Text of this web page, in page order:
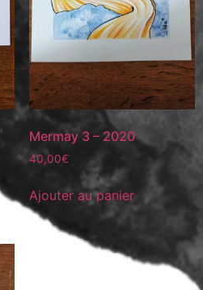
Mermay 3 – 2020
40,00€
Ajouter au panier